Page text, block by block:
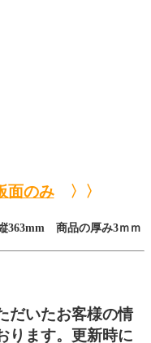
面のみ〉〉
363mm 商品の厚み3ｍｍ
だいたお客様の情
ります。更新時に